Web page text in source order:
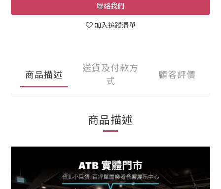
聯絡我們
加入追蹤清單
商品描述
送貨及付款方
式
顧客評價
商品描述